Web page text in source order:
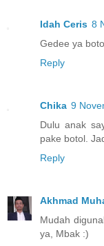
Idah Ceris 8
Gedee ya
Reply
Chika 9
Dulu anak
pake botol.
Reply
Akhmad
Mudah
ya, Mbak :)